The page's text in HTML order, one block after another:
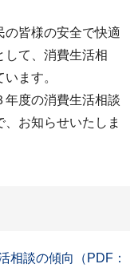
の皆様の安全で快適
して、消費生活相
ます。
年度の消費生活相談
お知らせいたしま
相談の傾向（PDF：